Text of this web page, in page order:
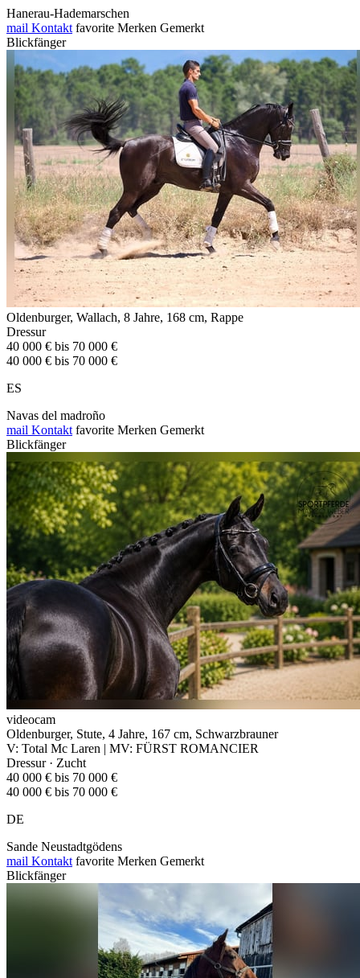
Hanerau-Hademarschen
mail Kontakt favorite Merken Gemerkt
Blickfänger
Oldenburger, Wallach, 8 Jahre, 168 cm, Rappe
Dressur
40 000 € bis 70 000 €
40 000 € bis 70 000 €
ES
Navas del madroño
mail Kontakt favorite Merken Gemerkt
Blickfänger
videocam
Oldenburger, Stute, 4 Jahre, 167 cm, Schwarzbrauner
V: Total Mc Laren | MV: FÜRST ROMANCIER
Dressur · Zucht
40 000 € bis 70 000 €
40 000 € bis 70 000 €
DE
Sande Neustadtgödens
mail Kontakt favorite Merken Gemerkt
Blickfänger